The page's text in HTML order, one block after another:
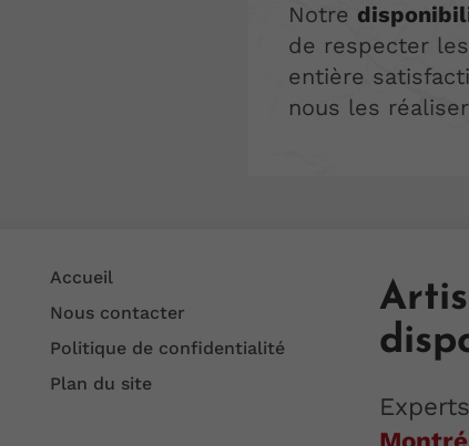
Notre
de respecter
entière
nous les
Accueil
Nous contacter
Politique de confidentialité
Plan du site